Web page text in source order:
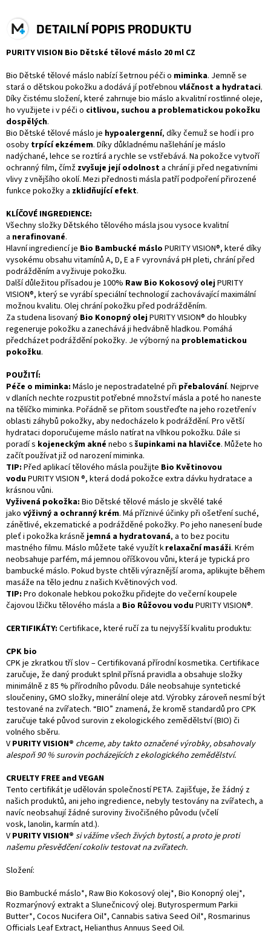
DETAILNÍ POPIS PRODUKTU
PURITY VISION Bio Dětské tělové máslo 20 ml CZ
Bio Dětské tělové máslo nabízí šetrnou péči o miminka. Jemně se
stará o dětskou pokožku a dodává jí potřebnou vláčnost a hydrataci.
Díky čistému složení, které zahrnuje bio máslo a kvalitní rostlinné oleje,
ho využijete i v péči o citlivou, suchou a problematickou pokožku
dospělých.
Bio Dětské tělové máslo je hypoalergenní, díky čemuž se hodí i pro
osoby trpící ekzémem. Díky důkladnému našlehání je máslo
nadýchané, lehce se roztírá a rychle se vstřebává. Na pokožce vytvoří
ochranný film, čímž zvyšuje její odolnost a chrání ji před negativními
vlivy z vnějšího okolí. Mezi přednosti másla patří podpoření přirozené
funkce pokožky a zklidňující efekt.
KLÍČOVÉ INGREDIENCE:
Všechny složky Dětského tělového másla jsou vysoce kvalitní
a nerafinované.
Hlavní ingrediencí je Bio Bambucké máslo PURITY VISION®, které díky
vysokému obsahu vitamínů A, D, E a F vyrovnává pH pleti, chrání před
podrážděním a vyživuje pokožku.
Další důležitou přísadou je 100% Raw Bio Kokosový olejPURITY
VISION®, který se vyrábí speciální technologií zachovávající maximální
možnou kvalitu. Olej chrání pokožku před podrážděním.
Za studena lisovaný Bio Konopný olejPURITY VISION® do hloubky
regeneruje pokožku a zanechává ji hedvábně hladkou. Pomáhá
předcházet podráždění pokožky. Je výborný na problematickou
pokožku.
POUŽITÍ:
Péče o miminka: Máslo je nepostradatelné při přebalování. Nejprve
v dlaních nechte rozpustit potřebné množství másla a poté ho naneste
na tělíčko miminka. Pořádně se přitom soustřeďte na jeho rozetření v
oblasti záhybů pokožky, aby nedocházelo k podráždění. Pro větší
hydrataci doporučujeme máslo natírat na vlhkou pokožku. Dále si
poradí s kojeneckým akné nebo sšupinkami na hlavičce. Můžete ho
začít používat již od narození miminka.
TIP: Před aplikací tělového másla použijte Bio Květinovou
voduPURITY VISION ®, která dodá pokožce extra dávku hydratace a
krásnou vůni.
Vyživená pokožka: Bio Dětské tělové máslo je skvělé také
jako výživný a ochranný krém. Má příznivé účinky při ošetření suché,
zánětlivé, ekzematické a podrážděné pokožky. Po jeho nanesení bude
pleť i pokožka krásnějemná a hydratovaná, a to bez pocitu
mastného filmu. Máslo můžete také využít krelaxační masáži. Krém
neobsahuje parfém, má jemnou oříškovou vůni, která je typická pro
bambucké máslo. Pokud byste chtěli výraznějšíaroma, aplikujte během
masáže na tělo jednu z našich Květinových vod.
TIP: Pro dokonale hebkou pokožku přidejte do večerní koupele
čajovou lžičku tělového másla a Bio Růžovou voduPURITY VISION®.
CERTIFIKÁTY: Certifikace, které ručí za tu nejvyšší kvalitu produktu:
CPK bio
CPK je zkratkou tří slov – Certifikovaná přírodní kosmetika. Certifikace
zaručuje, že daný produkt splnil přísná pravidla a obsahuje složky
minimálně z 85 % přírodního původu. Dále neobsahuje syntetické
sloučeniny, GMO složky, minerální oleje atd. Výrobky zároveň nesmí být
testované na zvířatech. “BIO” znamená, že kromě standardů pro CPK
zaručuje také původ surovin z ekologického zemědělství (BIO) či
volného sběru.
V PURITY VISION® chceme, aby takto označené výrobky, obsahovaly
alespoň 90 % surovin pocházejících z ekologického zemědělství.
CRUELTY FREE and VEGAN
Tento certifikát je udělován společností PETA. Zajišťuje, že žádný z
našich produktů, ani jeho ingredience, nebyly testovány na zvířatech, a
navíc neobsahují žádné suroviny živočišného původu (včelí
vosk, lanolin, karmín atd.).
V PURITY VISION® si vážíme všech živých bytostí, a proto je proti
našemu přesvědčení cokoliv testovat na zvířatech.
Složení:
Bio Bambucké máslo*, Raw Bio Kokosový olej*, Bio Konopný olej*,
Rozmarýnový extrakt a Slunečnicový olej. Butyrospermum Parkii
Butter*, Cocos Nucifera Oil*, Cannabis sativa Seed Oil*, Rosmarinus
Officials Leaf Extract, Helianthus Annuus Seed Oil.